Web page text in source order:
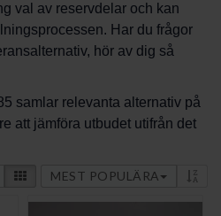
val av reservdelar och kan
Har du frågor
hör av dig så
samlar relevanta alternativ på
att jämföra utbudet utifrån det
MEST POPULÄRA